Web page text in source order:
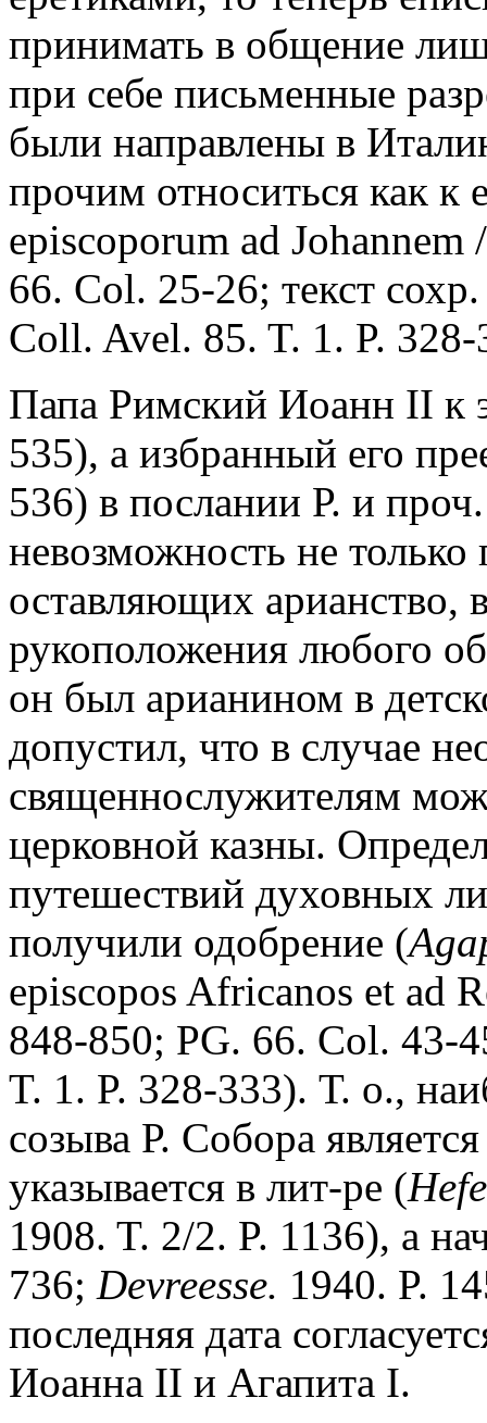
принимать в общение
при себе письменные
были направлены в
прочим относиться как
episcoporum ad Johannem
66. Col. 25-26; текст
Coll. Avel. 85. T. 1. P.
Папа Римский Иоанн II к
535), а избранный его
536) в послании Р. и
невозможность не
оставляющих арианство,
рукоположения любого
он был арианином в
допустил, что в случае
священнослужителям
церковной казны.
путешествий духовных
получили одобрение (
episcopos Africanos et ad
848-850; PG. 66. Col. 43-
T. 1. P. 328-333). Т. о.,
созыва Р. Собора
указывается в лит-ре (
1908. T. 2/2. P. 1136), а
736; Devreesse. 1940. P.
последняя дата
Иоанна II и Агапита I.